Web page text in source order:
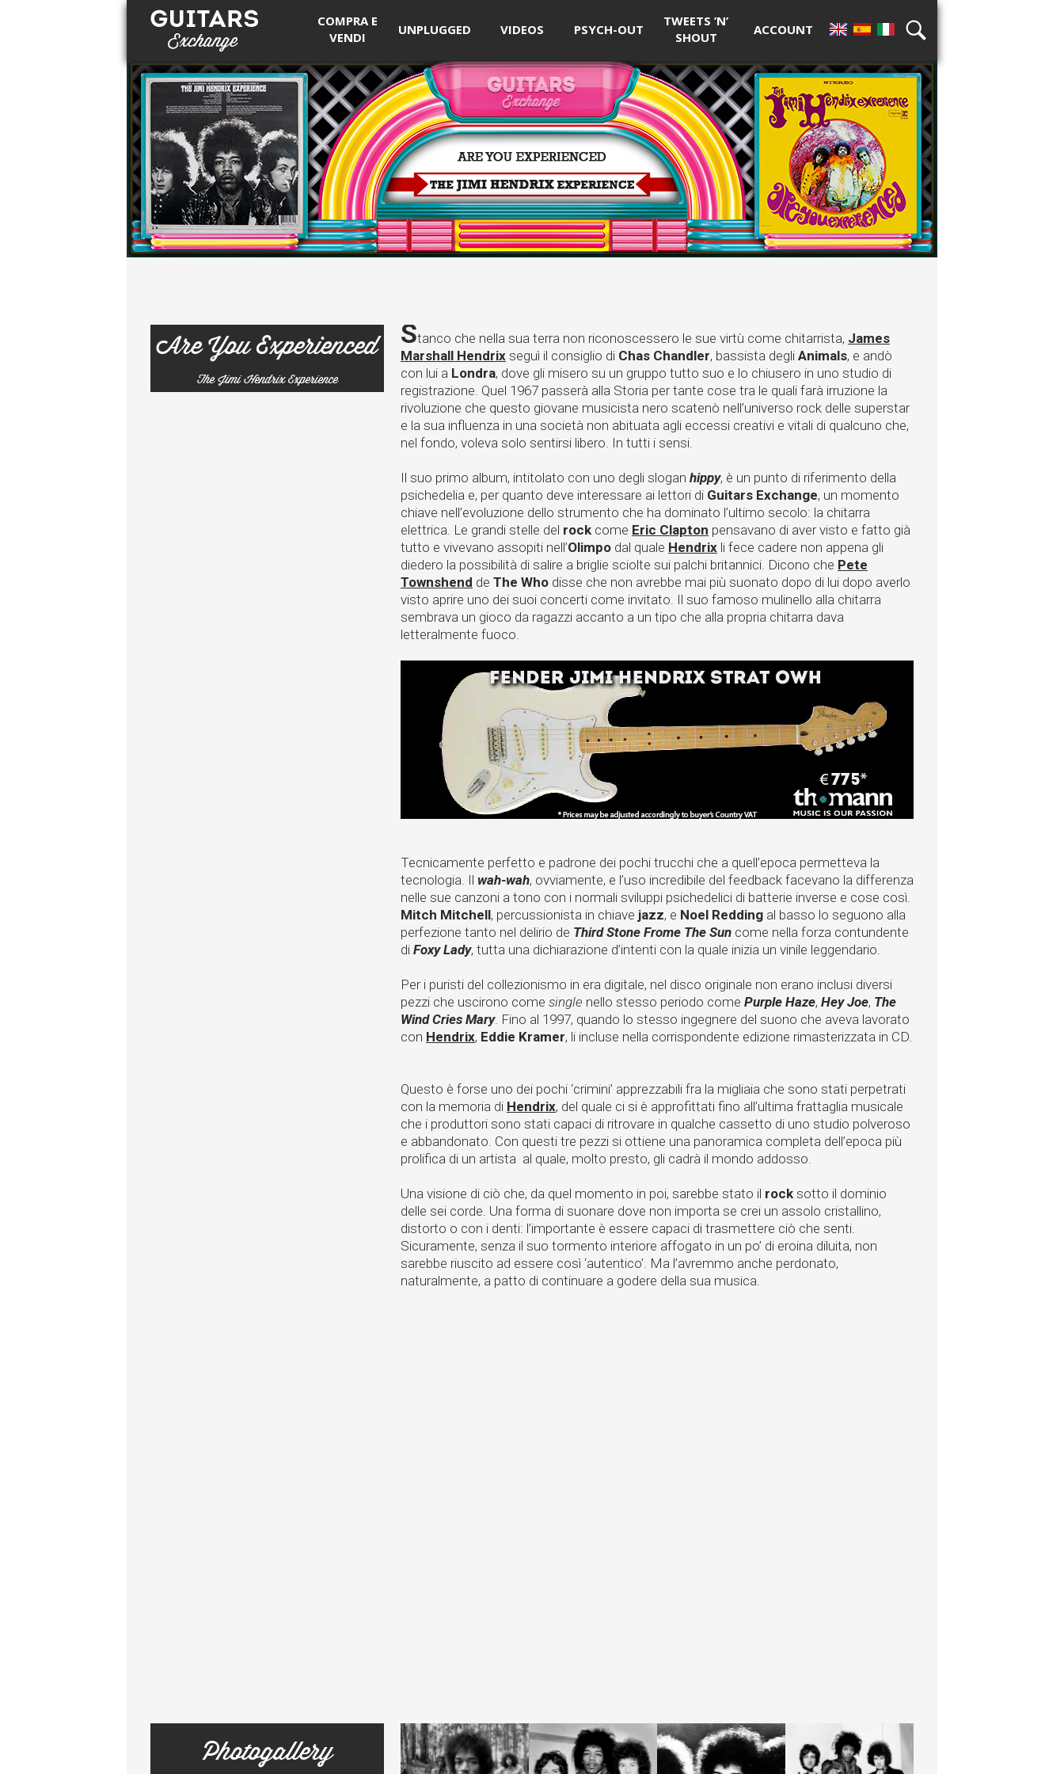
Guitars Exchange
COMPRA E
VENDI
UNPLUGGED VIDEOS PSYCH-OUT
TWEETS ’N’
SHOUT
ACCOUNT
EN ES IT
RICERCA
Are You Experienced
The Jimi Hendrix Experience
Stanco che nella sua terra non riconoscessero le sue virtù come chitarrista, James
Marshall Hendrix seguì il consiglio di Chas Chandler, bassista degli Animals, e andò
con lui a Londra, dove gli misero su un gruppo tutto suo e lo chiusero in uno studio di
registrazione. Quel 1967 passerà alla Storia per tante cose tra le quali farà irruzione la
rivoluzione che questo giovane musicista nero scatenò nell’universo rock delle superstar
e la sua influenza in una società non abituata agli eccessi creativi e vitali di qualcuno che,
nel fondo, voleva solo sentirsi libero. In tutti i sensi.
Il suo primo album, intitolato con uno degli slogan hippy, è un punto di riferimento della
psichedelia e, per quanto deve interessare ai lettori di Guitars Exchange, un momento
chiave nell’evoluzione dello strumento che ha dominato l’ultimo secolo: la chitarra
elettrica. Le grandi stelle del rock come Eric Clapton pensavano di aver visto e fatto già
tutto e vivevano assopiti nell’Olimpo dal quale Hendrix li fece cadere non appena gli
diedero la possibilità di salire a briglie sciolte sui palchi britannici. Dicono che Pete
Townshend de The Who disse che non avrebbe mai più suonato dopo di lui dopo averlo
visto aprire uno dei suoi concerti come invitato. Il suo famoso mulinello alla chitarra
sembrava un gioco da ragazzi accanto a un tipo che alla propria chitarra dava
letteralmente fuoco.
Tecnicamente perfetto e padrone dei pochi trucchi che a quell’epoca permetteva la
tecnologia. Il wah-wah, ovviamente, e l’uso incredibile del feedback facevano la differenza
nelle sue canzoni a tono con i normali sviluppi psichedelici di batterie inverse e cose così.
Mitch Mitchell, percussionista in chiave jazz, e Noel Redding al basso lo seguono alla
perfezione tanto nel delirio de Third Stone Frome The Sun come nella forza contundente
di Foxy Lady, tutta una dichiarazione d’intenti con la quale inizia un vinile leggendario.
Per i puristi del collezionismo in era digitale, nel disco originale non erano inclusi diversi
pezzi che uscirono come single nello stesso periodo come Purple Haze, Hey Joe, The
Wind Cries Mary. Fino al 1997, quando lo stesso ingegnere del suono che aveva lavorato
con Hendrix, Eddie Kramer, li incluse nella corrispondente edizione rimasterizzata in CD.
Questo è forse uno dei pochi ‘crimini’ apprezzabili fra la migliaia che sono stati perpetrati
con la memoria di Hendrix, del quale ci si è approfittati fino all’ultima frattaglia musicale
che i produttori sono stati capaci di ritrovare in qualche cassetto di uno studio polveroso
e abbandonato. Con questi tre pezzi si ottiene una panoramica completa dell’epoca più
prolifica di un artista al quale, molto presto, gli cadrà il mondo addosso.
Una visione di ciò che, da quel momento in poi, sarebbe stato il rock sotto il dominio
delle sei corde. Una forma di suonare dove non importa se crei un assolo cristallino,
distorto o con i denti: l’importante è essere capaci di trasmettere ciò che senti.
Sicuramente, senza il suo tormento interiore affogato in un po’ di eroina diluita, non
sarebbe riuscito ad essere così ‘autentico’. Ma l’avremmo anche perdonato,
naturalmente, a patto di continuare a godere della sua musica.
Photogallery